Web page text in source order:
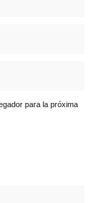
para la próxima